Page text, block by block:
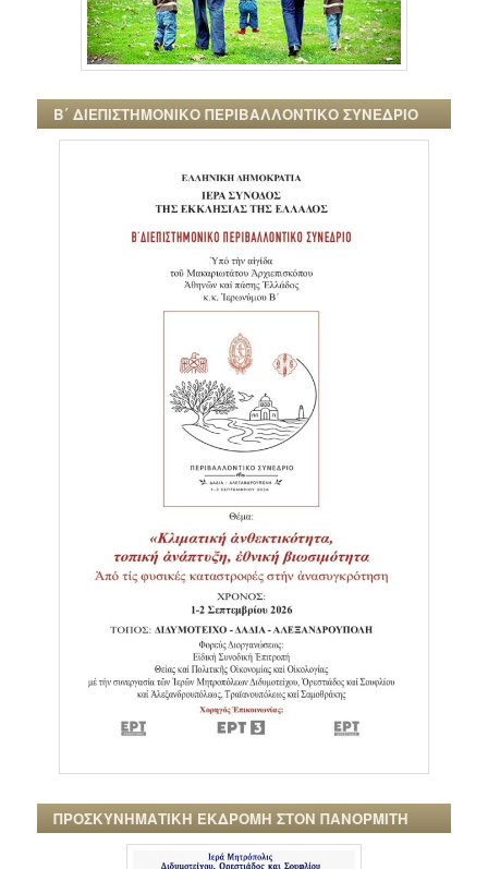
Β΄ ΔΙΕΠΙΣΤΗΜΟΝΙΚΟ ΠΕΡΙΒΑΛΛΟΝΤΙΚΟ ΣΥΝΕΔΡΙΟ
ΠΡΟΣΚΥΝΗΜΑΤΙΚΗ ΕΚΔΡΟΜΗ ΣΤΟΝ ΠΑΝΟΡΜΙΤΗ